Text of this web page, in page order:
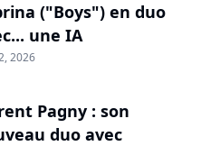
("Boys") en duo
une IA
2026
Pagny : son
duo avec